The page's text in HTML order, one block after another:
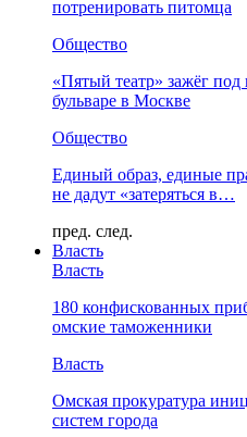
потренировать питомца
Общество
«Пятый театр» зажёг
бульваре в Москве
Общество
Единый образ, единые
не дадут «затеряться в…
пред. след.
Власть
Власть
180 конфискованных
омские таможенники
Власть
Омская прокуратура
систем города